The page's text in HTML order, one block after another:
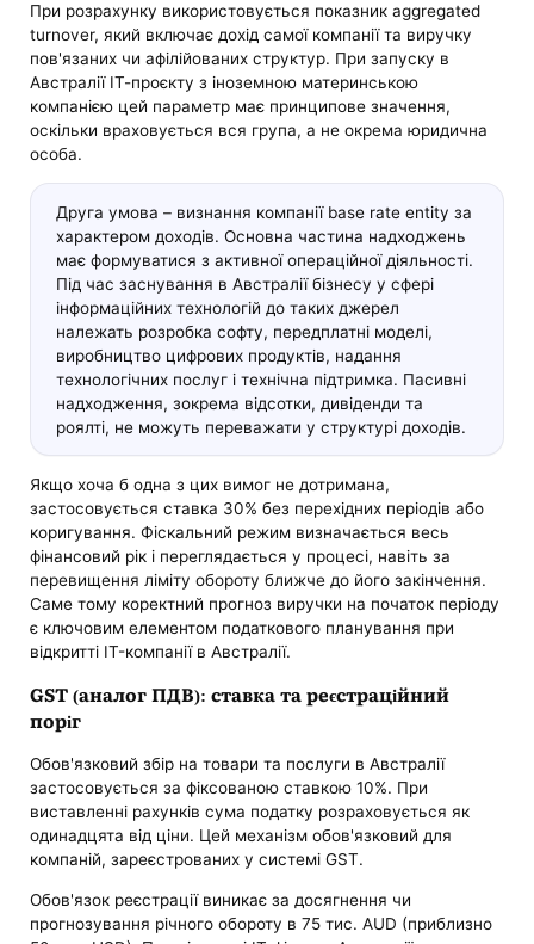
При розрахунку використовується показник aggregated
turnover, який включає дохід самої компанії та виручку
пов'язаних чи афілійованих структур. При запуску в
Австралії ІТ-проєкту з іноземною материнською
компанією цей параметр має принципове значення,
оскільки враховується вся група, а не окрема юридична
особа.
Друга умова – визнання компанії base rate entity за
характером доходів. Основна частина надходжень
має формуватися з активної операційної діяльності.
Під час заснування в Австралії бізнесу у сфері
інформаційних технологій до таких джерел
належать розробка софту, передплатні моделі,
виробництво цифрових продуктів, надання
технологічних послуг і технічна підтримка. Пасивні
надходження, зокрема відсотки, дивіденди та
роялті, не можуть переважати у структурі доходів.
Якщо хоча б одна з цих вимог не дотримана,
застосовується ставка 30% без перехідних періодів або
коригування. Фіскальний режим визначається весь
фінансовий рік і переглядається у процесі, навіть за
перевищення ліміту обороту ближче до його закінчення.
Саме тому коректний прогноз виручки на початок періоду
є ключовим елементом податкового планування при
відкритті IT-компанії в Австралії.
GST (аналог ПДВ): ставка та реєстраційний
поріг
Обов'язковий збір на товари та послуги в Австралії
застосовується за фіксованою ставкою 10%. При
виставленні рахунків сума податку розраховується як
одинадцята від ціни. Цей механізм обов'язковий для
компаній, зареєстрованих у системі GST.
Обов'язок реєстрації виникає за досягнення чи
прогнозування річного обороту в 75 тис. AUD (приблизно